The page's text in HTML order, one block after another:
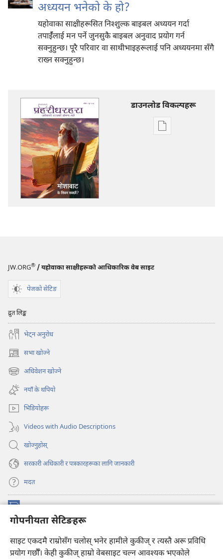
गोपनीयता सेटिङहरू
साइट एकदमै राम्रोसँग चलोस् भनेर हामीले कुकीज् र त्यस्तै अरू प्रविधि
प्रयोग गर्छौँ। केही कुकीज्‌ हाम्रो वेबसाइट चल्न आवश्यक भएकोले
अध्ययन भनेको के हो?
यहोवाका साक्षीहरूसित निश्‍शुल्क बाइबल अध्ययन गर्दा
तपाईँलाई मन पर्ने जुनसुकै बाइबल अनुवाद प्रयोग गर्न
सक्नुहुन्छ। पूरै परिवार वा साथीभाइहरूलाई पनि अध्ययनमा सँगै
राख्न सक्नुहुन्छ।
डाउनलोड विकल्पहरू
प्रकाशन
JW.ORG® / यहोवाका साक्षीहरूको आधिकारिक वेब साइट
पेजको सेटिङ
द्रुत लिङ्क
भेट्‌न अनुरोध
सभा खोज्ने
(ब्राउजरको
अर्को
ट्याबमा
नयाँ
पृष्ठ
खुल्नेछ)
अधिवेशन खोज्ने
(ब्राउजरको
अर्को
ट्याबमा
नयाँ
पृष्ठ
खुल्नेछ)
नयाँ के थपियो
भिडियोहरू
Videos with Audio Descriptions
खोज्नुहोस्‌
सरकारी अधिकारी र पत्रकारहरूका लागि जानकारी
मदत
अर्को
नयाँ
पृष्ठ
प्रहरीधरहरा अनलाइन लाइब्रेरी
(ब्राउजरको
अर्को
®